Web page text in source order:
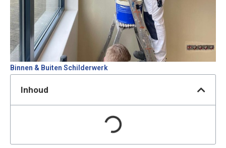
Binnen & Buiten Schilderwerk
Inhoud